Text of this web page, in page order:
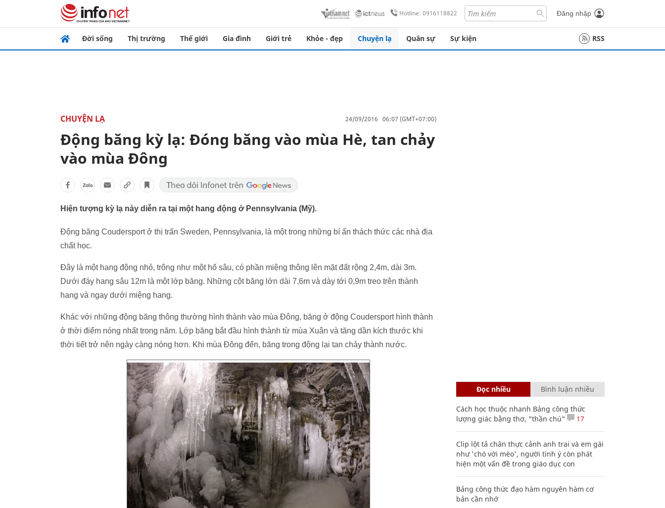
Hotline: 0916118822 Đăng nhập
Đời sống Thị trường Thế giới Gia đình Giới trẻ Khỏe - đẹp Chuyện lạ Quân sự Sự kiện RSS
CHUYỆN LẠ 24/09/2016 06:07 (GMT+07:00)
Động băng kỳ lạ: Đóng băng vào mùa Hè, tan chảy
vào mùa Đông
Hiện tượng kỳ lạ này diễn ra tại một hang động ở Pennsylvania (Mỹ).
Động băng Coudersport ở thị trấn Sweden, Pennsylvania, là một trong những bí ẩn thách thức các nhà địa
chất học.
Đây là một hang động nhỏ, trông như một hố sâu, có phần miệng thông lên mặt đất rộng 2,4m, dài 3m.
Dưới đáy hang sâu 12m là một lớp băng. Những cột băng lớn dài 7,6m và dày tới 0,9m treo trên thành
hang và ngay dưới miệng hang.
Khác với những động băng thông thường hình thành vào mùa Đông, băng ở động Coudersport hình thành
ở thời điểm nóng nhất trong năm. Lớp băng bắt đầu hình thành từ mùa Xuân và tăng dần kích thước khi
thời tiết trở nên ngày càng nóng hơn. Khi mùa Đông đến, băng trong động lại tan chảy thành nước.
Đọc nhiều Bình luận nhiều
Cách học thuộc nhanh Bảng công thức
lượng giác bằng thơ, "thần chú"
17
Clip lột tả chân thực cảnh anh trai và em gái
như 'chó với mèo', người tinh ý còn phát
hiện một vấn đề trong giáo dục con
Bảng công thức đạo hàm nguyên hàm cơ
bản cần nhớ